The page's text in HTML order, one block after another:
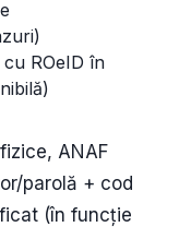
ROeID în
ANAF
parolă + cod
(în funcție